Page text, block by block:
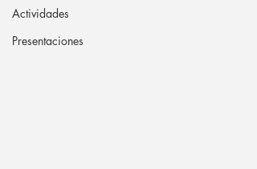
Actividades
Presentaciones